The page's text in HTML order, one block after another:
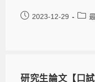
2023-12-29
研究生論文【口